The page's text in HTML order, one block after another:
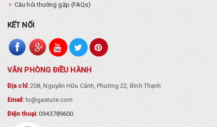
Câu hỏi thường gặp (FAQs)
KẾT NỐI
VĂN PHÒNG ĐIỀU HÀNH
Địa chỉ:208, Nguyễn Hữu Cảnh, Phường 22, Bình Thạnh
Email: hr@gastute.com
Điện thoại:0943789600